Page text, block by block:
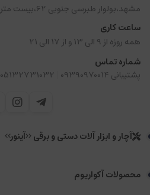
مشهد،بولوار طبرسی جنوبی 62،بیست متری کافی،کافی 10 پلاک 4 واحد 2
ساعت کاری
همه روزه از 9 الی 13 و از 17 الی 21
شماره تماس
پشتیبانی 09390970014
05132731032
آچار و ابزار آلات دستی و برقی <<آینور>>
محصولات آکواریوم